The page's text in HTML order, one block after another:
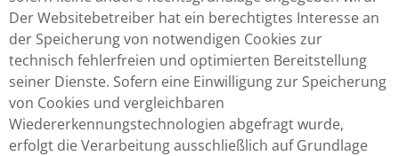
Der Websitebetreiber hat ein berechtigtes Interesse an
der Speicherung von notwendigen Cookies zur
technisch fehlerfreien und optimierten Bereitstellung
seiner Dienste. Sofern eine Einwilligung zur Speicherung
von Cookies und vergleichbaren
Wiedererkennungstechnologien abgefragt wurde,
erfolgt die Verarbeitung ausschließlich auf Grundlage